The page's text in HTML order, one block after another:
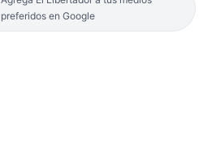
preferidos en Google